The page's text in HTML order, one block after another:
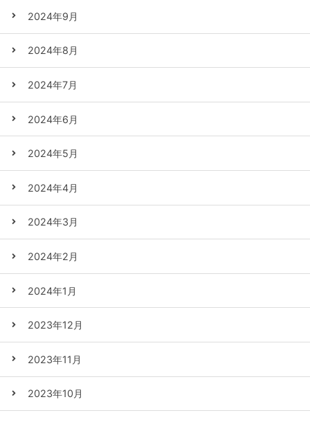
2024年9月
2024年8月
2024年7月
2024年6月
2024年5月
2024年4月
2024年3月
2024年2月
2024年1月
2023年12月
2023年11月
2023年10月